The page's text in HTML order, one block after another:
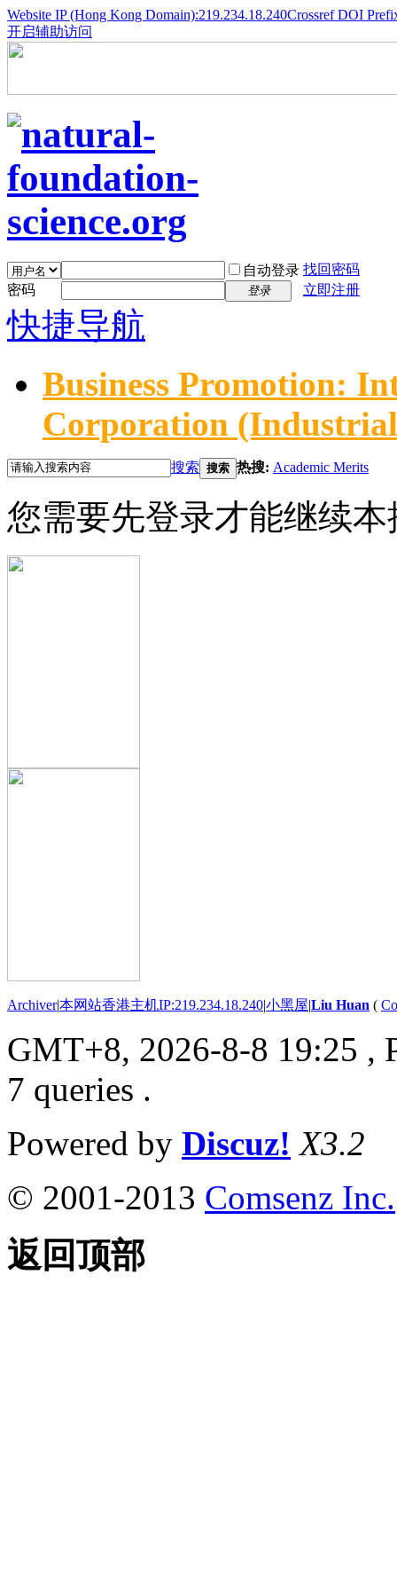
Website IP (Hong Kong Domain):219.234.18.240Crossref DOI
开启辅助访问
自动登录 找回密码
密码
登录 立即注册
快捷导航
Business Promotion:
Corporation
搜索 搜索 热搜: Academic Merits
您需要先登录才能继续本
Archiver|本网站香港主机IP:219.234.18.240|小黑屋|Liu Huan (
GMT+8, 2026-8-8 19:25 ,
7 queries .
Powered by Discuz! X3.2
© 2001-2013 Comsenz Inc.
返回顶部